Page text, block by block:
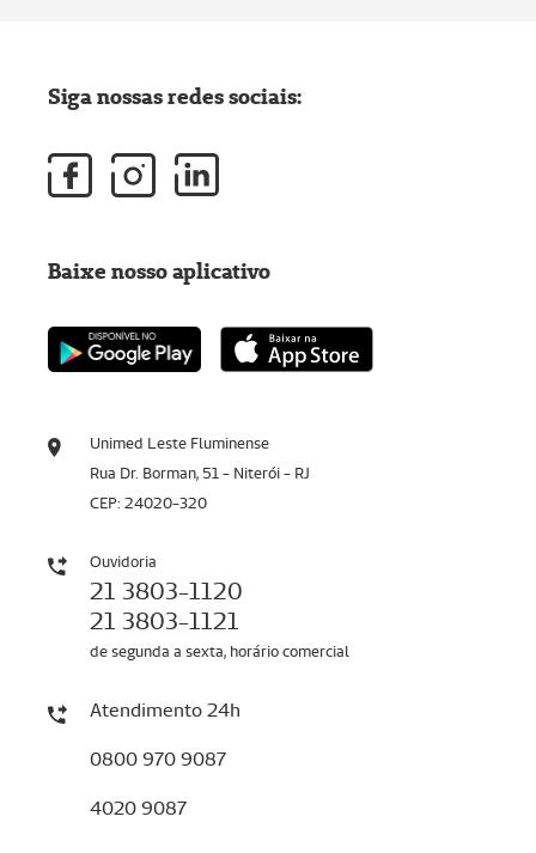
Unimed Leste Fluminense
Rua Dr. Borman, 51 - Niterói - RJ
CEP: 24020-320
Ouvidoria
21 3803-1120
21 3803-1121
de segunda a sexta, horário comercial
Atendimento 24h
0800 970 9087
4020 9087
Siga nossas redes sociais:
Baixe nosso aplicativo